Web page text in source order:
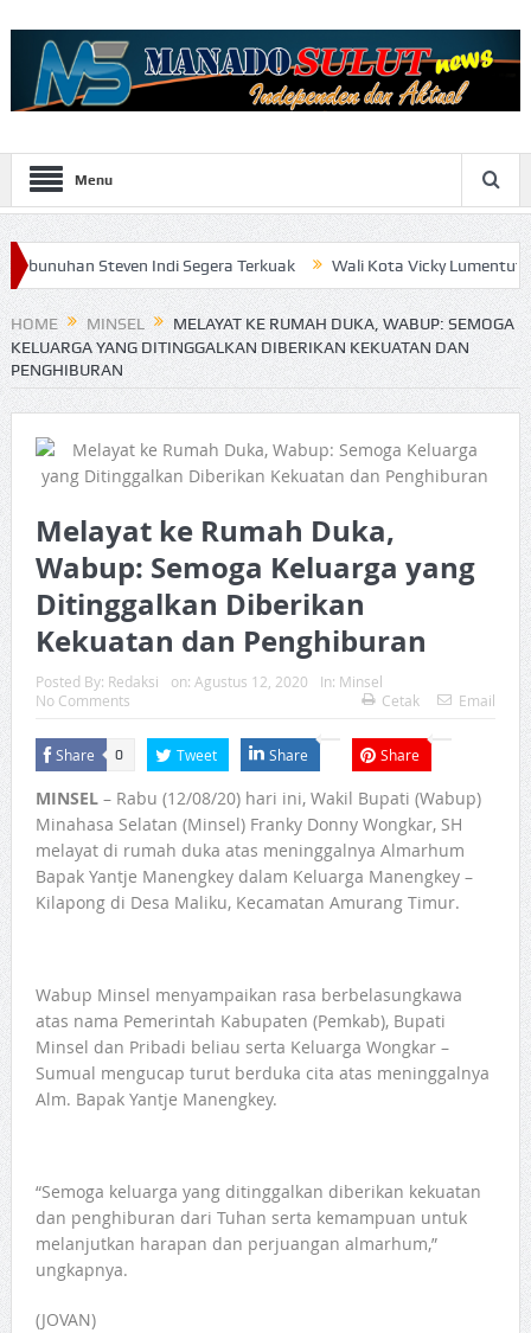
Menu
Indi Segera Terkuak Wali Kota Vicky Lumentut Serahkan
HOME MINSEL
MELAYAT KE RUMAH DUKA, WABUP: SEMOGA
KELUARGA YANG DITINGGALKAN DIBERIKAN KEKUATAN DAN
PENGHIBURAN
Melayat ke Rumah Duka,
Wabup: Semoga Keluarga yang
Ditinggalkan Diberikan
Kekuatan dan Penghiburan
Posted By: Redaksi on: Agustus 12, 2020 In: Minsel
No Comments
Cetak Email
Share 0 Tweet Share Share
MINSEL– Rabu (12/08/20) hari ini, Wakil Bupati (Wabup)
Minahasa Selatan (Minsel) Franky Donny Wongkar, SH
melayat di rumah duka atas meninggalnya Almarhum
Bapak Yantje Manengkey dalam Keluarga Manengkey –
Kilapong di Desa Maliku, Kecamatan Amurang Timur.
Wabup Minsel menyampaikan rasa berbelasungkawa
atas nama Pemerintah Kabupaten (Pemkab), Bupati
Minsel dan Pribadi beliau serta Keluarga Wongkar –
Sumual mengucap turut berduka cita atas meninggalnya
Alm. Bapak Yantje Manengkey.
“Semoga keluarga yang ditinggalkan diberikan kekuatan
dan penghiburan dari Tuhan serta kemampuan untuk
melanjutkan harapan dan perjuangan almarhum,”
ungkapnya.
(JOVAN)